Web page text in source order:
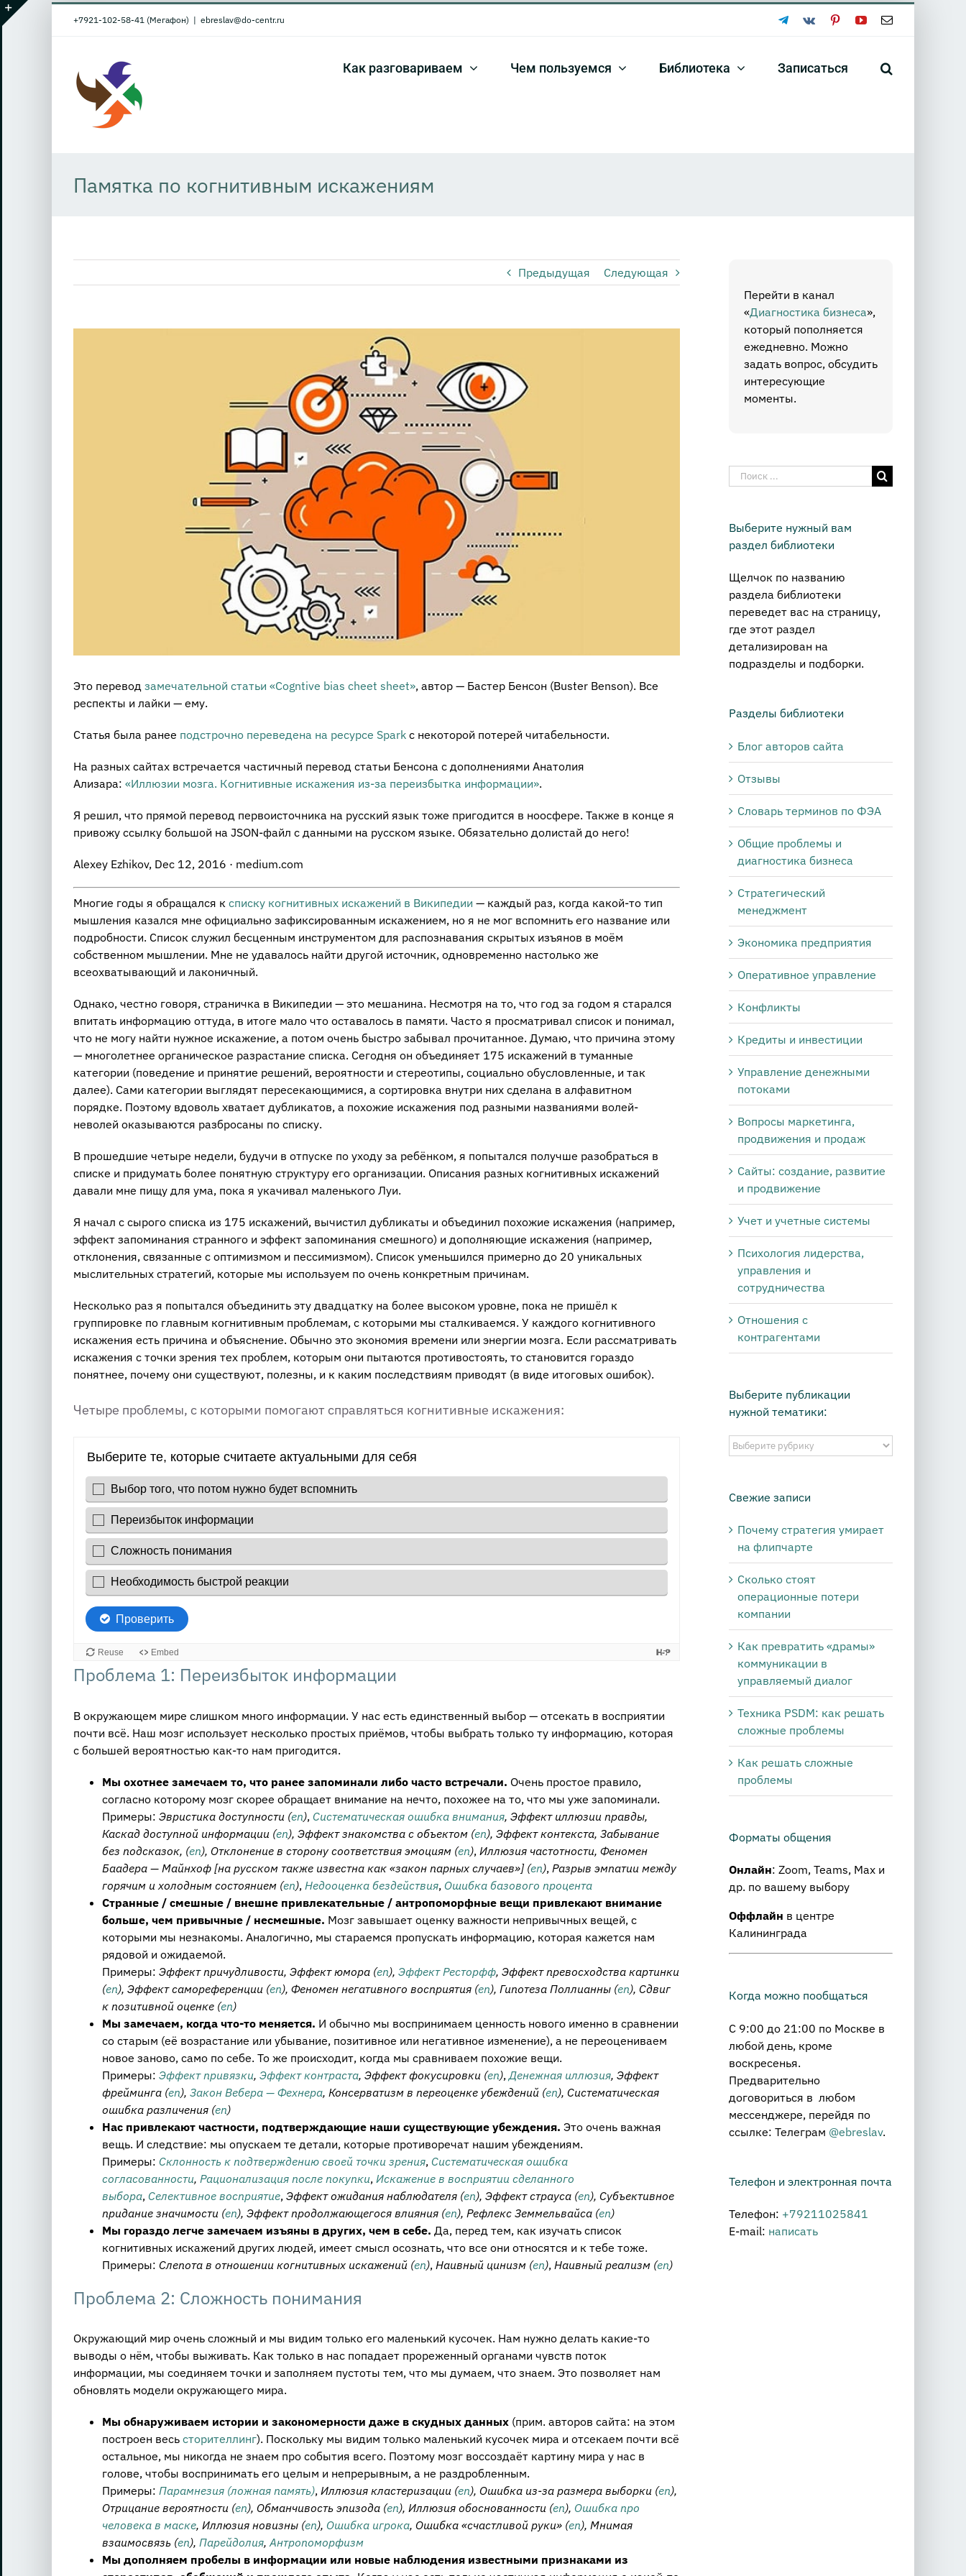
Skip
to
+7921-102-58-41 (Мегафон) | ebreslav@do-centr.ru Telegram
Vk PinterestYouTubeEmail
Как разговариваем Чем пользуемся Библиотека Записаться
Памятка по когнитивным искажениям
Предыдущая Следующая
Это перевод замечательной статьи «Cogntive bias cheet sheet», автор — Бастер Бенсон (Buster Benson). Все
респекты и лайки — ему.
Статья была ранее подстрочно переведена на ресурсе Spark с некоторой потерей читабельности.
На разных сайтах встречается частичный перевод статьи Бенсона с дополнениями Анатолия
Ализара: «Иллюзии мозга. Когнитивные искажения из-за переизбытка информации».
Я решил, что прямой перевод первоисточника на русский язык тоже пригодится в ноосфере. Также в конце я
привожу ссылку большой на JSON-файл с данными на русском языке. Обязательно долистай до него!
Alexey Ezhikov, Dec 12, 2016 · medium.com
Многие годы я обращался к списку когнитивных искажений в Википедии — каждый раз, когда какой-то тип
мышления казался мне официально зафиксированным искажением, но я не мог вспомнить его название или
подробности. Список служил бесценным инструментом для распознавания скрытых изъянов в моём
собственном мышлении. Мне не удавалось найти другой источник, одновременно настолько же
всеохватывающий и лаконичный.
Однако, честно говоря, страничка в Википедии — это мешанина. Несмотря на то, что год за годом я старался
впитать информацию оттуда, в итоге мало что оставалось в памяти. Часто я просматривал список и понимал,
что не могу найти нужное искажение, а потом очень быстро забывал прочитанное. Думаю, что причина этому
— многолетнее органическое разрастание списка. Сегодня он объединяет 175 искажений в туманные
категории (поведение и принятие решений, вероятности и стереотипы, социально обусловленные, и так
далее). Сами категории выглядят пересекающимися, а сортировка внутри них сделана в алфавитном
порядке. Поэтому вдоволь хватает дубликатов, а похожие искажения под разными названиями волей-
неволей оказываются разбросаны по списку.
В прошедшие четыре недели, будучи в отпуске по уходу за ребёнком, я попытался получше разобраться в
списке и придумать более понятную структуру его организации. Описания разных когнитивных искажений
давали мне пищу для ума, пока я укачивал маленького Луи.
Я начал с сырого списка из 175 искажений, вычистил дубликаты и объединил похожие искажения (например,
эффект запоминания странного и эффект запоминания смешного) и дополняющие искажения (например,
отклонения, связанные с оптимизмом и пессимизмом). Список уменьшился примерно до 20 уникальных
мыслительных стратегий, которые мы используем по очень конкретным причинам.
Несколько раз я попытался объединить эту двадцатку на более высоком уровне, пока не пришёл к
группировке по главным когнитивным проблемам, с которыми мы сталкиваемся. У каждого когнитивного
искажения есть причина и объяснение. Обычно это экономия времени или энергии мозга. Если рассматривать
искажения с точки зрения тех проблем, которым они пытаются противостоять, то становится гораздо
понятнее, почему они существуют, полезны, и к каким последствиям приводят (в виде итоговых ошибок).
Четыре проблемы, с которыми помогают справляться когнитивные искажения:
Проблема 1: Переизбыток информации
В окружающем мире слишком много информации. У нас есть единственный выбор — отсекать в восприятии
почти всё. Наш мозг использует несколько простых приёмов, чтобы выбрать только ту информацию, которая
с большей вероятностью как-то нам пригодится.
Мы охотнее замечаем то, что ранее запоминали либо часто встречали. Очень простое правило,
согласно которому мозг скорее обращает внимание на нечто, похожее на то, что мы уже запоминали.
Примеры: Эвристика доступности (en), Систематическая ошибка внимания, Эффект иллюзии правды,
Каскад доступной информации (en), Эффект знакомства с объектом (en), Эффект контекста, Забывание
без подсказок, (en), Отклонение в сторону соответствия эмоциям (en), Иллюзия частотности, Феномен
Баадера — Майнхоф [на русском также известна как «закон парных случаев»] (en), Разрыв эмпатии между
горячим и холодным состоянием (en), Недооценка бездействия, Ошибка базового процента
Странные / смешные / внешне привлекательные / антропоморфные вещи привлекают внимание
больше, чем привычные / несмешные. Мозг завышает оценку важности непривычных вещей, с
которыми мы незнакомы. Аналогично, мы стараемся пропускать информацию, которая кажется нам
рядовой и ожидаемой.
Примеры: Эффект причудливости, Эффект юмора (en), Эффект Ресторфф, Эффект превосходства картинки
(en), Эффект самореференции (en), Феномен негативного восприятия (en), Гипотеза Поллианны (en), Сдвиг
к позитивной оценке (en)
Мы замечаем, когда что-то меняется. И обычно мы воспринимаем ценность нового именно в сравнении
со старым (её возрастание или убывание, позитивное или негативное изменение), а не переоцениваем
новое заново, само по себе. То же происходит, когда мы сравниваем похожие вещи.
Примеры: Эффект привязки, Эффект контраста, Эффект фокусировки (en), Денежная иллюзия, Эффект
фрейминга (en), Закон Вебера — Фехнера, Консерватизм в переоценке убеждений (en), Систематическая
ошибка различения (en)
Нас привлекают частности, подтверждающие наши существующие убеждения. Это очень важная
вещь. И следствие: мы опускаем те детали, которые противоречат нашим убеждениям.
Примеры: Склонность к подтверждению своей точки зрения, Систематическая ошибка
согласованности, Рационализация после покупки, Искажение в восприятии сделанного
выбора, Селективное восприятие, Эффект ожидания наблюдателя (en), Эффект страуса (en), Субъективное
придание значимости (en), Эффект продолжающегося влияния (en), Рефлекс Земмельвайса (en)
Мы гораздо легче замечаем изъяны в других, чем в себе. Да, перед тем, как изучать список
когнитивных искажений других людей, имеет смысл осознать, что все они относятся и к тебе тоже.
Примеры: Слепота в отношении когнитивных искажений (en), Наивный цинизм (en), Наивный реализм (en)
Проблема 2: Сложность понимания
Окружающий мир очень сложный и мы видим только его маленький кусочек. Нам нужно делать какие-то
выводы о нём, чтобы выживать. Как только в нас попадает прореженный органами чувств поток
информации, мы соединяем точки и заполняем пустоты тем, что мы думаем, что знаем. Это позволяет нам
обновлять модели окружающего мира.
Мы обнаруживаем истории и закономерности даже в скудных данных (прим. авторов сайта: на этом
построен весь сторителлинг). Поскольку мы видим только маленький кусочек мира и отсекаем почти всё
остальное, мы никогда не знаем про события всего. Поэтому мозг воссоздаёт картину мира у нас в
голове, чтобы воспринимать его целым и непрерывным, а не раздробленным.
Примеры: Парамнезия (ложная память), Иллюзия кластеризации (en), Ошибка из-за размера выборки (en),
Отрицание вероятности (en), Обманчивость эпизода (en), Иллюзия обоснованности (en), Ошибка про
человека в маске, Иллюзия новизны (en), Ошибка игрока, Ошибка «счастливой руки» (en), Мнимая
взаимосвязь (en), Парейдолия, Антропоморфизм
Мы дополняем пробелы в информации или новые наблюдения известными признаками из
Перейти в канал
«Диагностика бизнеса»,
который пополняется
ежедневно. Можно
задать вопрос, обсудить
интересующие
моменты.
Результат
поиска:
Выберите нужный вам
раздел библиотеки
Щелчок по названию
раздела библиотеки
переведет вас на страницу,
где этот раздел
детализирован на
подразделы и подборки.
Разделы библиотеки
Блог авторов сайта
Отзывы
Словарь терминов по ФЭА
Общие проблемы и
диагностика бизнеса
Стратегический
менеджмент
Экономика предприятия
Оперативное управление
Конфликты
Кредиты и инвестиции
Управление денежными
потоками
Вопросы маркетинга,
продвижения и продаж
Сайты: создание, развитие
и продвижение
Учет и учетные системы
Психология лидерства,
управления и
сотрудничества
Отношения с
контрагентами
Выберите публикации
нужной тематики:
Выберите
публикации
тематики:
Свежие записи
Почему стратегия умирает
на флипчарте
Сколько стоят
операционные потери
компании
Как превратить «драмы»
коммуникации в
управляемый диалог
Техника PSDM: как решать
сложные проблемы
Как решать сложные
проблемы
Форматы общения
Онлайн: Zoom, Teams, Max и
др. по вашему выбору
Оффлайн в центре
Калининграда
Когда можно пообщаться
С 9:00 до 21:00 по Москве в
любой день, кроме
воскресенья.
Предварительно
договориться в любом
мессенджере, перейдя по
ссылке: Телеграм @ebreslav.
Телефон и электронная почта
Телефон: +79211025841
E-mail: написать